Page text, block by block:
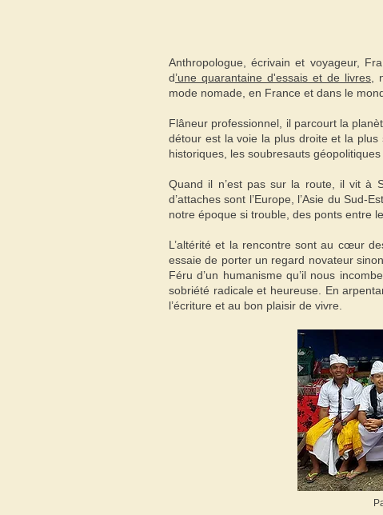
Anthropologue, écrivain et voyageur,
d’une quarantaine d'essais et de livres ,
mode nomade, en France et dans le
Flâneur professionnel, il parcourt la
détour est la voie la plus droite et la
historiques, les soubresauts
Quand il n’est pas sur la route, il vit à
d’attaches sont l’Europe, l’Asie du Sud-
notre époque si trouble, des ponts entre
L’altérité et la rencontre sont au cœur
essaie de porter un regard novateur
Féru d’un humanisme qu’il nous
sobriété radicale et heureuse. En
l’écriture et au bon plaisir de vivre.